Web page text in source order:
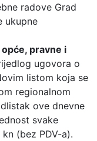
radove Grad
ukupne
pravne i
ugovora o
listom koja se
regionalnom
ove dnevne
svake
(bez PDV-a).